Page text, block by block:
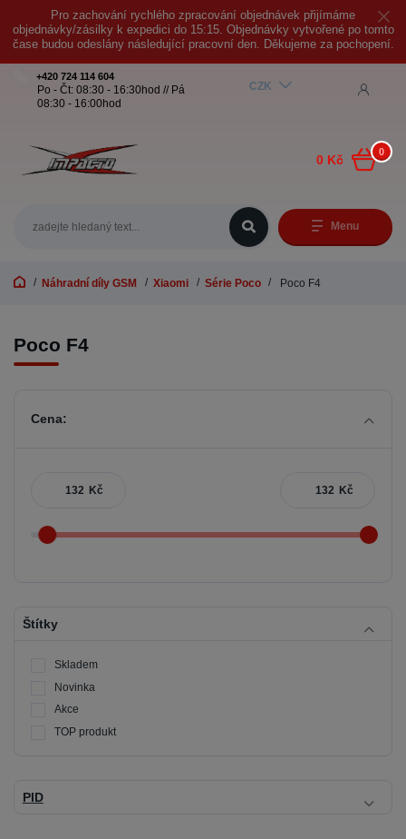
Pro zachování rychlého zpracování objednávek přijímáme
objednávky/zásilky k expedici do 15:15. Objednávky vytvořené po tomto
čase budou odeslány následující pracovní den. Děkujeme za pochopení.
Menu
CZK
+420 724 114 604
Po - Čt: 08:30 - 16:30hod // Pá
08:30 - 16:00hod
0
0 Kč
Náhradní díly GSM Xiaomi Série Poco Poco F4
Poco F4
Cena:
Kč Kč
Štítky
Skladem
Novinka
Akce
TOP produkt
PID